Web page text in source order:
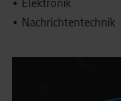
• Elektronik
• Nachrichtentechnik